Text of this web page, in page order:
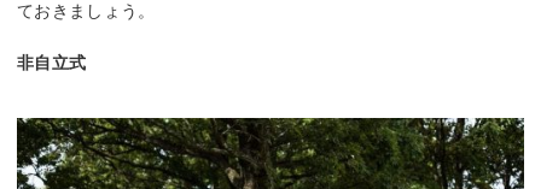
ておきましょう。
非自立式